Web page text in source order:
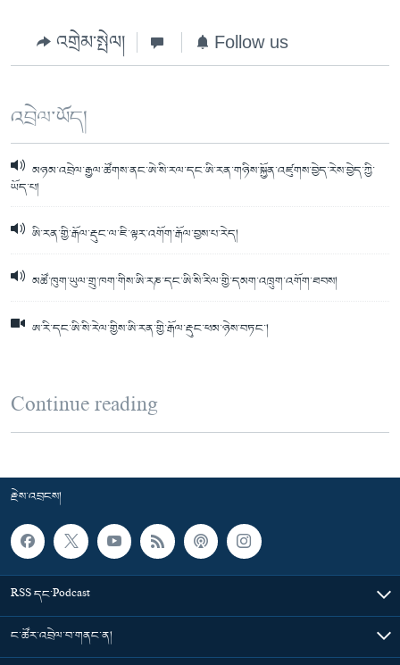
འགྲེམ་སྤེལ། Follow us
འབྲེལ་ཡོད།
མཉམ་འབྲེལ་རྒྱལ་ཚོགས་ནང་ཨེ་སི་རལ་དང་ཨི་རན་གཉིས་སྐྱོན་འཛུགས་བྱེད་རེས་བྱེད་ཀྱི་
ཡོད་པ།
ཨི་རན་གྱི་རྒོལ་རྡུང་ལ་ཇི་ལྟར་འགོག་རྒོལ་བྱས་པ་རེད།
མཚོ་ཁུག་ཡུལ་གྲུ་ཁག་གིས་ཨི་རཎ་དང་ཨི་སི་རིལ་གྱི་དམག་འཁྲུག་འགོག་ཐབས།
ཨ་རི་དང་ཨི་སི་རེལ་གྱིས་ཨི་རན་གྱི་རྒོལ་རྡུང་ཕམ་ཉེས་བཏང་།
Continue reading
རྗེས་འབྲངས།
RSS དང་Podcast
ང་ཚོར་འབྲེལ་བ་གནང་ན།